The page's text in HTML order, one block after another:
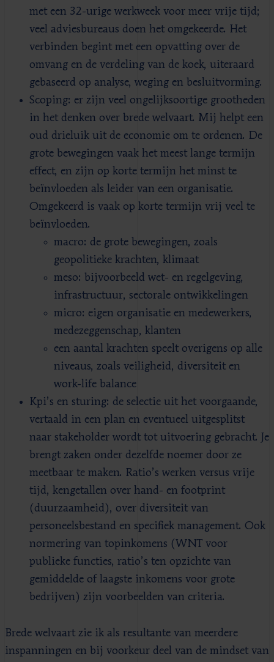
met een 32-urige werkweek voor meer vrije tijd;
veel adviesbureaus doen het omgekeerde. Het
verbinden begint met een opvatting over de
omvang en de verdeling van de koek, uiteraard
gebaseerd op analyse, weging en besluitvorming.
Scoping: er zijn veel ongelijksoortige grootheden
in het denken over brede welvaart. Mij helpt een
oud drieluik uit de economie om te ordenen. De
grote bewegingen vaak het meest lange termijn
effect, en zijn op korte termijn het minst te
beïnvloeden als leider van een organisatie.
Omgekeerd is vaak op korte termijn vrij veel te
beïnvloeden.
macro: de grote bewegingen, zoals
geopolitieke krachten, klimaat
meso: bijvoorbeeld wet- en regelgeving,
infrastructuur, sectorale ontwikkelingen
micro: eigen organisatie en medewerkers,
medezeggenschap, klanten
een aantal krachten speelt overigens op alle
niveaus, zoals veiligheid, diversiteit en
work-life balance
Kpi’s en sturing: de selectie uit het voorgaande,
vertaald in een plan en eventueel uitgesplitst
naar stakeholder wordt tot uitvoering gebracht. Je
brengt zaken onder dezelfde noemer door ze
meetbaar te maken. Ratio’s werken versus vrije
tijd, kengetallen over hand- en footprint
(duurzaamheid), over diversiteit van
personeelsbestand en specifiek management. Ook
normering van topinkomens (WNT voor
publieke functies, ratio’s ten opzichte van
gemiddelde of laagste inkomens voor grote
bedrijven) zijn voorbeelden van criteria.
Brede welvaart zie ik als resultante van meerdere
inspanningen en bij voorkeur deel van de mindset van